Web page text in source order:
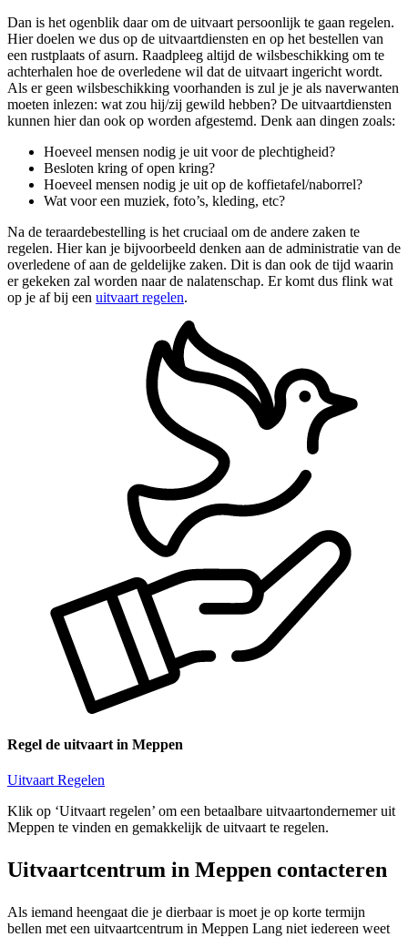
Dan is het ogenblik daar om de uitvaart persoonlijk te gaan regelen.
Hier doelen we dus op de uitvaartdiensten en op het bestellen van
een rustplaats of asurn. Raadpleeg altijd de wilsbeschikking om te
achterhalen hoe de overledene wil dat de uitvaart ingericht wordt.
Als er geen wilsbeschikking voorhanden is zul je je als naverwanten
moeten inlezen: wat zou hij/zij gewild hebben? De uitvaartdiensten
kunnen hier dan ook op worden afgestemd. Denk aan dingen zoals:
Hoeveel mensen nodig je uit voor de plechtigheid?
Besloten kring of open kring?
Hoeveel mensen nodig je uit op de koffietafel/naborrel?
Wat voor een muziek, foto’s, kleding, etc?
Na de teraardebestelling is het cruciaal om de andere zaken te
regelen. Hier kan je bijvoorbeeld denken aan de administratie van de
overledene of aan de geldelijke zaken. Dit is dan ook de tijd waarin
er gekeken zal worden naar de nalatenschap. Er komt dus flink wat
op je af bij een uitvaart regelen.
Regel de uitvaart in Meppen
Uitvaart Regelen
Klik op ‘Uitvaart regelen’ om een betaalbare uitvaartondernemer uit
Meppen te vinden en gemakkelijk de uitvaart te regelen.
Uitvaartcentrum in Meppen contacteren
Als iemand heengaat die je dierbaar is moet je op korte termijn
bellen met een uitvaartcentrum in Meppen Lang niet iedereen weet